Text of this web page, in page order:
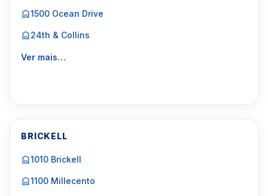
1500 Ocean Drive
24th & Collins
Ver mais…
BRICKELL
1010 Brickell
1100 Millecento